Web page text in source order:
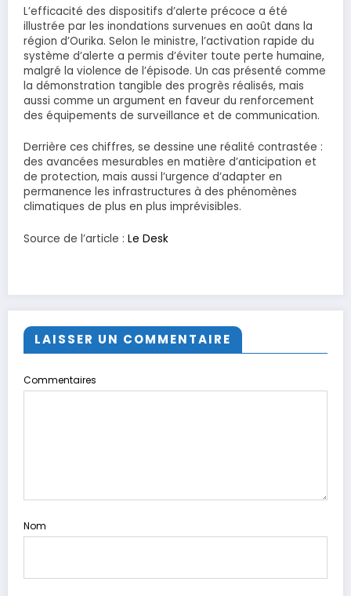
L’efficacité des dispositifs d’alerte précoce a été
illustrée par les inondations survenues en août dans la
région d’Ourika. Selon le ministre, l’activation rapide du
système d’alerte a permis d’éviter toute perte humaine,
malgré la violence de l’épisode. Un cas présenté comme
la démonstration tangible des progrès réalisés, mais
aussi comme un argument en faveur du renforcement
des équipements de surveillance et de communication.
Derrière ces chiffres, se dessine une réalité contrastée :
des avancées mesurables en matière d’anticipation et
de protection, mais aussi l’urgence d’adapter en
permanence les infrastructures à des phénomènes
climatiques de plus en plus imprévisibles.
Source de l’article : Le Desk
LAISSER UN COMMENTAIRE
Commentaires
Nom